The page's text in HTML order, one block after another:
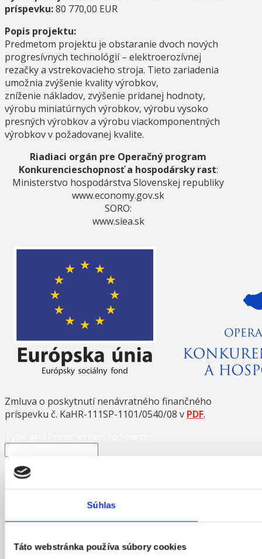
Súhlas
Táto webstránka používa súbory cookies
príspevku:80 770,00 EUR
Popis projektu:
Predmetom projektu je obstaranie dvoch nových
progresívnych technológií – elektroerozívnej
rezačky a vstrekovacieho stroja. Tieto zariadenia
umožnia zvýšenie kvality výrobkov,
zníženie nákladov, zvýšenie pridanej hodnoty,
výrobu miniatúrnych výrobkov, výrobu vysoko
presných výrobkov a výrobu viackomponentných
výrobkov v požadovanej kvalite.
Riadiaci orgán pre Operačný program
Konkurencieschopnosť a hospodársky rast:
Ministerstvo hospodárstva Slovenskej republiky
www.economy.gov.sk
SORO:
www.siea.sk
Zmluva o poskytnutí nenávratného finančného
príspevku č. KaHR-111SP-1101/0540/08 v PDF.